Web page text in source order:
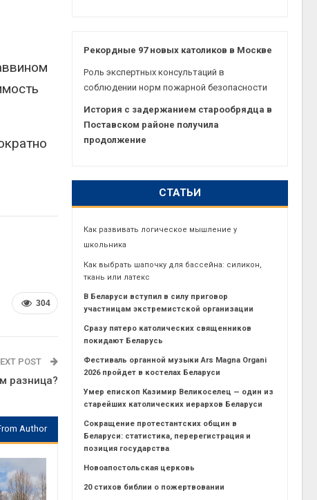
304
POST
разница?
Author
Рекордные 97 новых католиков в Москве
Роль экспертных консультаций в
соблюдении норм пожарной безопасности
История с задержанием старообрядца в
Поставском районе получила
продолжение
СТАТЬИ
Как развивать логическое мышление у
школьника
Как выбрать шапочку для бассейна: силикон,
ткань или латекс
В Беларуси вступил в силу приговор
участницам экстремистской организации
Сразу пятеро католических священников
покидают Беларусь
Фестиваль органной музыки Ars Magna Organi
2026 пройдет в костелах Беларуси
Умер епископ Казимир Великоселец — один из
старейших католических иерархов Беларуси
Сокращение протестантских общин в
Беларуси: статистика, перерегистрация и
позиция государства
Новоапостольская церковь
20 стихов библии о пожертвовании